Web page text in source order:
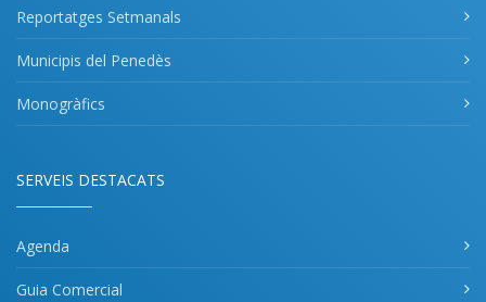
Reportatges Setmanals
Municipis del Penedès
Monogràfics
SERVEIS DESTACATS
Agenda
Guia Comercial